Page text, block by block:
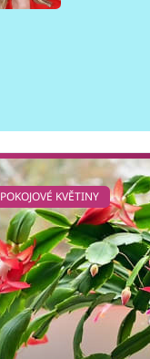
POKOJOVÉ KVĚTINY